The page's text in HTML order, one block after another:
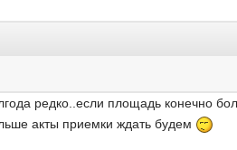
редко..если площадь конечно
акты приемки ждать будем